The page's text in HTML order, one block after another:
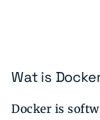
Wat is
Docker is